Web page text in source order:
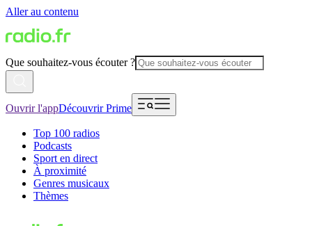
Aller au contenu
Que souhaitez-vous écouter ?
Ouvrir l'appDécouvrir Prime
Top 100 radios
Podcasts
Sport en direct
À proximité
Genres musicaux
Thèmes